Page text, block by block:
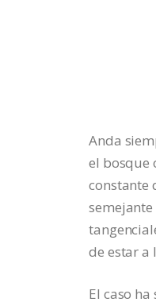
Anda
el bosque
constante
de estar a
El caso